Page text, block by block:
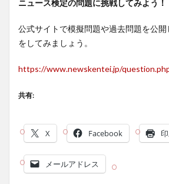
ニュース検定の問題に挑戦してみよう！
公式サイトで模擬問題や過去問題を公
をしてみましょう。
https://www.newskentei.jp/
共有:
X Facebook
メールアドレス